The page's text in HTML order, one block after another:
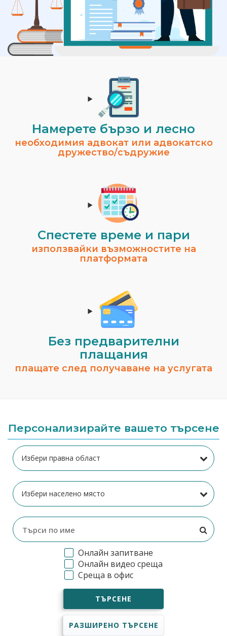
Намерете бързо и лесно
необходимия адвокат или адвокатско
дружество/съдружие
Спестeте време и пари
използвайки възможностите на
платформата
Без предварителни
плащания
плащате след получаване на услугата
Персонализирайте вашето търсене
Онлайн запитване
Онлайн видео среща
Среща в офис
ТЪРСЕНЕ
РАЗШИРЕНО ТЪРСЕНЕ